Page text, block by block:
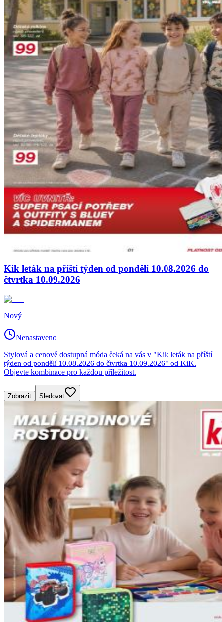
Kik leták na příští týden od pondělí 10.08.2026 do
čtvrtka 10.09.2026
Nový
Nenastaveno
Stylová a cenově dostupná móda čeká na vás v "Kik leták na příští
týden od pondělí 10.08.2026 do čtvrtka 10.09.2026" od KiK.
Objevte kombinace pro každou příležitost.
Zobrazit Sledovat